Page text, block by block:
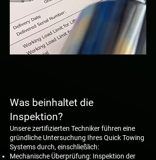
Was beinhaltet die
Inspektion?
Unsere zertifizierten Techniker führen eine
gründliche Untersuchung Ihres Quick Towing
Systems durch, einschließlich:
Mechanische Überprüfung: Inspektion der